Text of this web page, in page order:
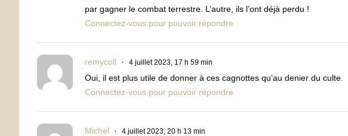
par gagner le combat terrestre. L’autre, ils l’ont déjà perdu !
Connectez-vous pour pouvoir répondre
remycoll 4 juillet 2023, 17 h 59 min
Oui, il est plus utile de donner à ces cagnottes qu’au denier du culte.
Connectez-vous pour pouvoir répondre
Michel 4 juillet 2023, 20 h 13 min